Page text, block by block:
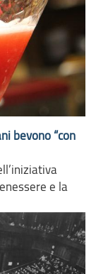
bevono “con
e la